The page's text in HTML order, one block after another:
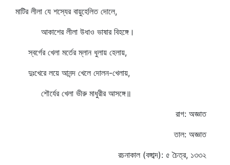
মাটির লীলা যে শস্যের বায়ুহেলিত দোলে,
আকাশের লীলা উধাও ভাষার বিহঙ্গে।
স্বর্গের খেলা মর্তের ম্লান ধুলায় হেলায়,
দুঃখেরে লয়ে আনন্দ খেলে দোলন-খেলায়,
শৌর্যের খেলা ভীরু মাধুরীর আসঙ্গে॥
রাগ: অজ্ঞাত
তাল: অজ্ঞাত
রচনাকাল (বঙ্গাব্দ): ৫ চৈত্র, ১৩৩২